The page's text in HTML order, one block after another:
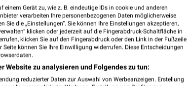
Gerät zu, wie z. B. eindeutige IDs in cookie und anderen
verarbeiten Ihre personenbezogenen Daten möglicherweise
die „Einstellungen“. Sie können Ihre Einstellungen akzeptieren,
klicken oder jederzeit auf die Fingerabdruck-Schaltfläche in
klicken Sie auf den Fingerabdruck oder den Link in der Fußzeile
können Sie Ihre Einwilligung widerrufen. Diese Entscheidungen
Website zu analysieren und Folgendes zu tun:
reduzierter Daten zur Auswahl von Werbeanzeigen. Erstellung